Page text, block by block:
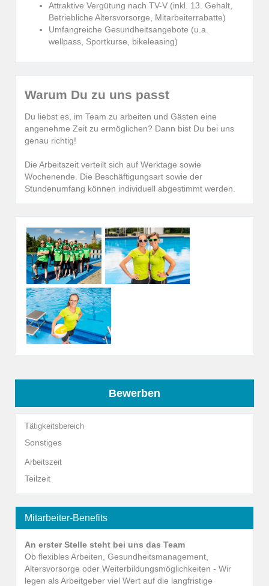
Attraktive Vergütung nach TV-V (inkl. 13. Gehalt,
Betriebliche Altersvorsorge, Mitarbeiterrabatte)
Umfangreiche Gesundheitsangebote (u.a.
wellpass, Sportkurse, bikeleasing)
Warum Du zu uns passt
Du liebst es, im Team zu arbeiten und Gästen eine
angenehme Zeit zu ermöglichen? Dann bist Du bei uns
genau richtig!
Die Arbeitszeit verteilt sich auf Werktage sowie
Wochenende. Die Beschäftigungsart sowie der
Stundenumfang können individuell abgestimmt werden.
Bewerben
Tätigkeitsbereich
Sonstiges
Arbeitszeit
Teilzeit
Mitarbeiter-Benefits
An erster Stelle steht bei uns das Team
Ob flexibles Arbeiten, Gesundheitsmanagement,
Altersvorsorge oder Weiterbildungsmöglichkeiten - Wir
legen als Arbeitgeber viel Wert auf die langfristige